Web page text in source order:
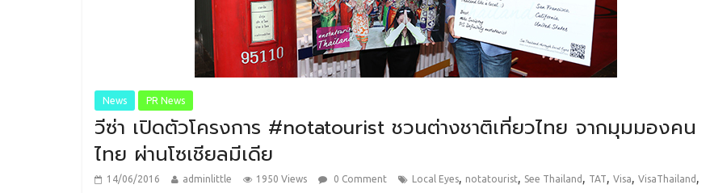
News PR News
วีซ่า เปิดตัวโครงการ #notatourist ชวนต่างชาติเที่ยวไทย จากมุมมองคน
ไทย ผ่านโซเชียลมีเดีย
14/06/2016 adminlittle 1950 Views 0 Comment Local Eyes, notatourist, See Thailand , TAT, Visa, VisaThailand ,